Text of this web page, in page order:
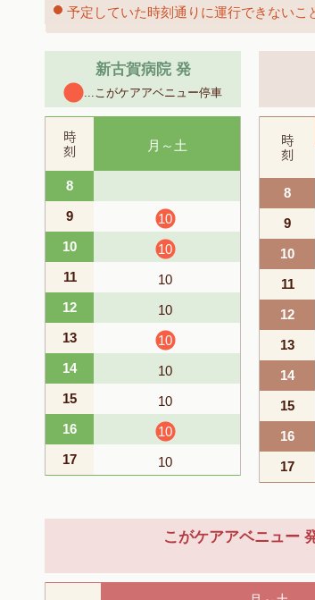
予定していた時刻通りに運行できないこ
新古賀病院 発
...こがケアアベニュー停車
月～土
8
9
10
10
10
11
10
12
10
13
10
14
10
15
10
16
10
17
10
8
9
10
11
12
13
14
15
16
17
こがケアアベニュー